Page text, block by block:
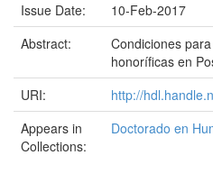
Issue Date:
10-Feb-2017
Abstract:
Condiciones
honoríficas en
URI:
http://
Appears in
Collections:
Doctorado en